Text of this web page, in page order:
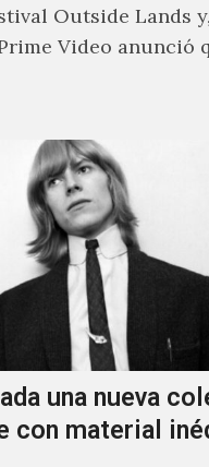
Outside Lands
Video anunció
una nueva
con material